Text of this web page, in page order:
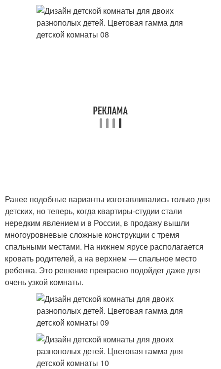
Ранее подобные варианты изготавливались только для
детских, но теперь, когда квартиры-студии стали
нередким явлением и в России, в продажу вышли
многоуровневые сложные конструкции с тремя
спальными местами. На нижнем ярусе располагается
кровать родителей, а на верхнем — спальное место
ребенка. Это решение прекрасно подойдет даже для
очень узкой комнаты.